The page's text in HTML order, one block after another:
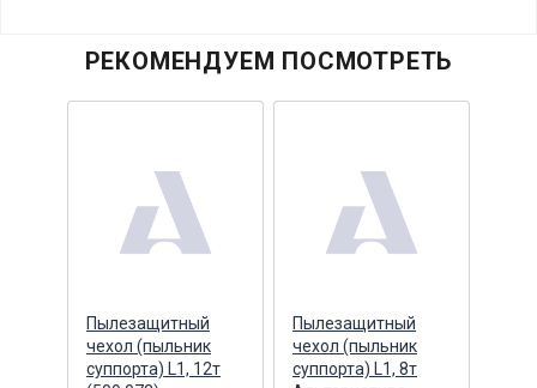
РЕКОМЕНДУЕМ ПОСМОТРЕТЬ
Пылезащитный
чехол (пыльник
суппорта) L1, 12т
Пылезащитный
чехол (пыльник
суппорта) L1, 8т